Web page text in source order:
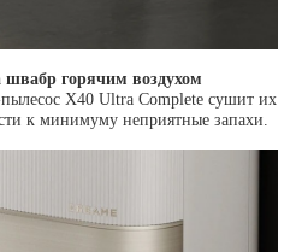
горячим воздухом
X40 Ultra Complete сушит их
к минимуму неприятные запахи.